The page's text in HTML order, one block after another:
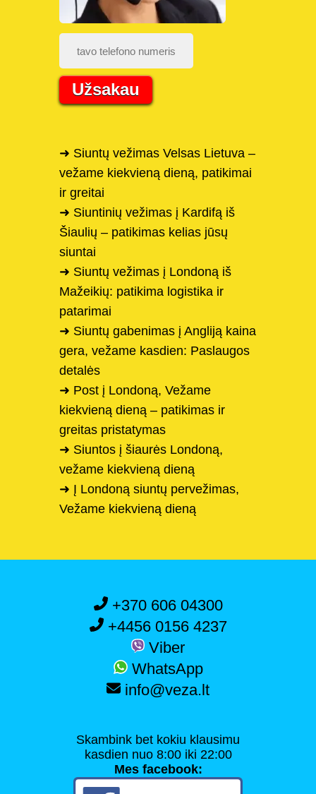
Užsakau
➜ Siuntų vežimas Velsas Lietuva –
vežame kiekvieną dieną, patikimai
ir greitai
➜ Siuntinių vežimas į Kardifą iš
Šiaulių – patikimas kelias jūsų
siuntai
➜ Siuntų vežimas į Londoną iš
Mažeikių: patikima logistika ir
patarimai
➜ Siuntų gabenimas į Angliją kaina
gera, vežame kasdien: Paslaugos
detalės
➜ Post į Londoną, Vežame
kiekvieną dieną – patikimas ir
greitas pristatymas
➜ Siuntos į šiaurės Londoną,
vežame kiekvieną dieną
➜ Į Londoną siuntų pervežimas,
Vežame kiekvieną dieną
+370 606 04300
+4456 0156 4237
Viber
WhatsApp
info@veza.lt
Skambink bet kokiu klausimu
kasdien nuo 8:00 iki 22:00
Mes facebook: